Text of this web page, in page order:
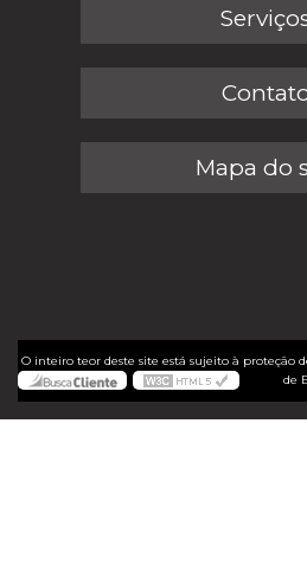
Mapa do
O inteiro teor deste site está sujeito à proteção
de